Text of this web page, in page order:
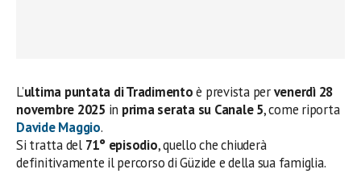
L’ultima puntata di Tradimentoè prevista pervenerdì 28
novembre 2025 in prima serata su Canale 5, come riporta
Davide Maggio.
Si tratta del 71° episodio, quello che chiuderà
definitivamente il percorso di Güzide e della sua famiglia.